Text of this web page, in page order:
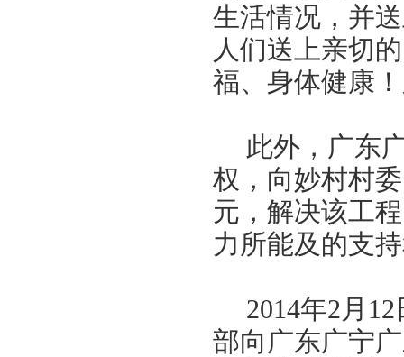
生活情况，并
人们送上亲切
福、身体健康
此外，广东
权，向妙村村
元，解决该工
力所能及的支
2014年2 月 12
部向广东广宁